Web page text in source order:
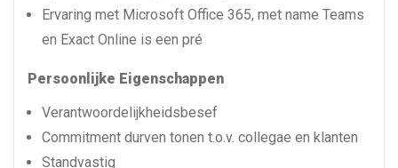
Ervaring met Microsoft Office 365, met name Teams
en Exact Online is een pré
Persoonlijke Eigenschappen
Verantwoordelijkheidsbesef
Commitment durven tonen t.o.v. collegae en klanten
Standvastig